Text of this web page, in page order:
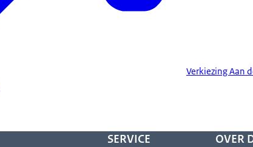
Verkiezing Aan
SERVICE
OVER